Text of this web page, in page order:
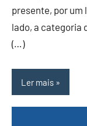
presente, por um
lado, a categoria
(…)
Ler mais